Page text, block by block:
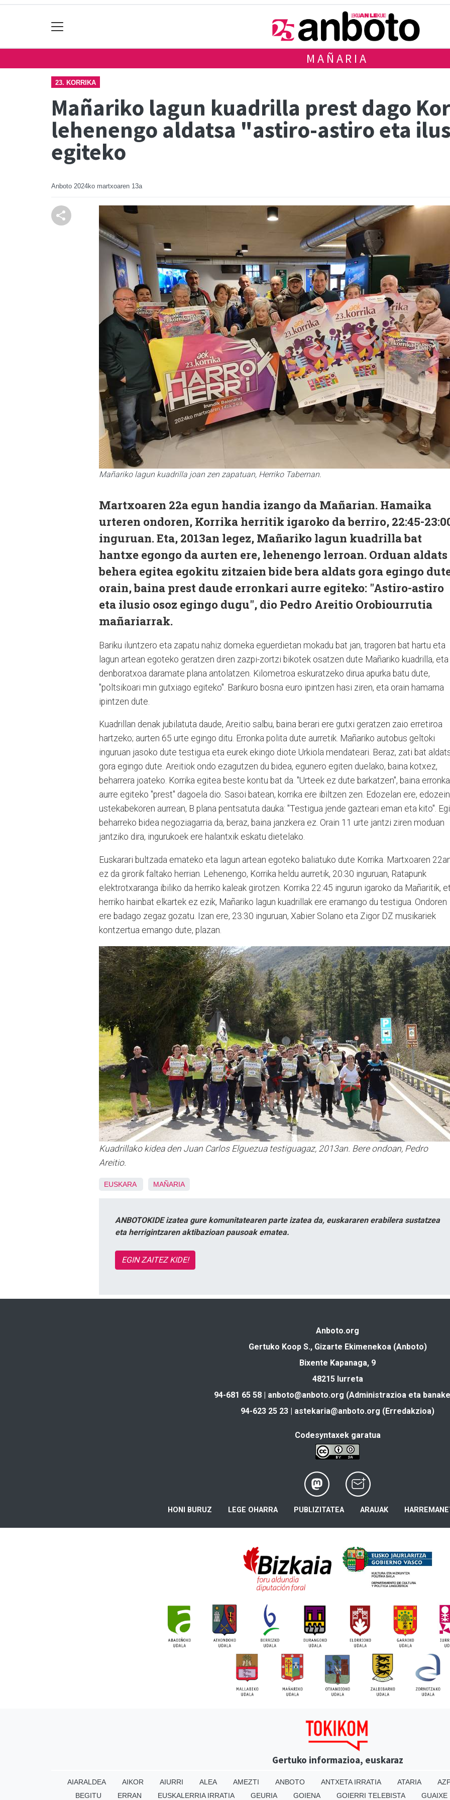
MAÑARIA
23. KORRIKA
Mañariko lagun kuadrilla prest dago
lehenengo aldatsa "astiro-astiro eta
egiteko
Anboto 2024ko martxoaren 13a
Mañariko lagun kuadrilla joan zen zapatuan, Herriko Tabernan.
Martxoaren 22a egun handia izango da Mañarian. Hamaika
urteren ondoren, Korrika herritik igaroko da berriro, 22:45-
inguruan. Eta, 2013an legez, Mañariko lagun kuadrilla bat
hantxe egongo da aurten ere, lehenengo lerroan. Orduan aldats
behera egitea egokitu zitzaien bide bera aldats gora egingo
orain, baina prest daude erronkari aurre egiteko: "Astiro-astiro
eta ilusio osoz egingo dugu", dio Pedro Areitio Orobiourrutia
mañariarrak.
Bariku iluntzero eta zapatu nahiz domeka eguerdietan mokadu bat jan, tragoren bat hartu eta
lagun artean egoteko geratzen diren zazpi-zortzi bikotek osatzen dute Mañariko kuadrilla, eta
denboratxoa daramate plana antolatzen. Kilometroa eskuratzeko dirua apurka batu dute,
"poltsikoari min gutxiago egiteko". Barikuro bosna euro ipintzen hasi ziren, eta orain hamarna
ipintzen dute.
Kuadrillan denak jubilatuta daude, Areitio salbu, baina berari ere gutxi geratzen zaio erretiroa
hartzeko; aurten 65 urte egingo ditu. Erronka polita dute aurretik. Mañariko autobus geltoki
inguruan jasoko dute testigua eta eurek ekingo diote Urkiola mendateari. Beraz, zati bat
gora egingo dute. Areitiok ondo ezagutzen du bidea, egunero egiten duelako, baina kotxez,
beharrera joateko. Korrika egitea beste kontu bat da. "Urteek ez dute barkatzen", baina
aurre egiteko "prest" dagoela dio. Sasoi batean, korrika ere ibiltzen zen. Edozelan ere, edozein
ustekabekoren aurrean, B plana pentsatuta dauka: "Testigua jende gazteari eman eta kito".
beharreko bidea negoziagarria da, beraz, baina janzkera ez. Orain 11 urte jantzi ziren moduan
jantziko dira, ingurukoek ere halantxik eskatu dietelako.
Euskarari bultzada emateko eta lagun artean egoteko baliatuko dute Korrika. Martxoaren
ez da girorik faltako herrian. Lehenengo, Korrika heldu aurretik, 20:30 inguruan, Ratapunk
elektrotxaranga ibiliko da herriko kaleak girotzen. Korrika 22:45 ingurun igaroko da Mañaritik,
herriko hainbat elkartek ez ezik, Mañariko lagun kuadrillak ere eramango du testigua. Ondoren
ere badago zegaz gozatu. Izan ere, 23:30 inguruan, Xabier Solano eta Zigor DZ musikariek
kontzertua emango dute, plazan.
Kuadrillako kidea den Juan Carlos Elguezua testiguagaz, 2013an. Bere ondoan, Pedro
Areitio.
EUSKARA MAÑARIA
ANBOTOKIDE izatea gure komunitatearen parte izatea da, euskararen erabilera sustatzea
eta herrigintzaren aktibazioan pausoak ematea.
EGIN ZAITEZ KIDE!
Anboto.org
Gertuko Koop S., Gizarte Ekimenekoa (Anboto)
Bixente Kapanaga, 9
48215 Iurreta
94-681 65 58 | anboto@anboto.org (Administrazioa eta
94-623 25 23 | astekaria@anboto.org (Erredakzioa)
Codesyntaxek garatua
HONI BURUZ LEGE OHARRA PUBLIZITATEA ARAUAK
Gertuko informazioa, euskaraz
AIARALDEA AIKOR AIURRI ALEA AMEZTI ANBOTO ANTXETA IRRATIA ATARIA
BEGITU
ERRAN EUSKALERRIA IRRATIA GEURIA GOIENA GOIERRI TELEBISTA GUAIXE